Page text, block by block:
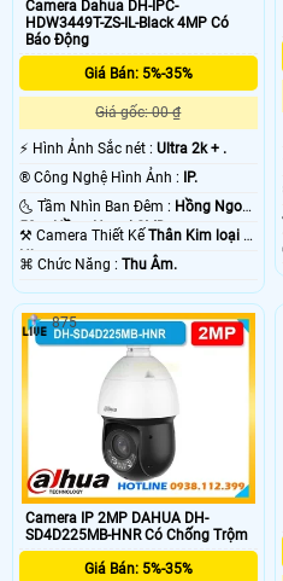
Camera Dahua DH-IPC-
HDW3449T-ZS-IL-Black 4MP Có
Báo Động
Giá Bán: 5%-35%
Giá gốc: 00 ₫
️⚡ Hình Ảnh Sắc nét : Ultra 2k + .
®️ Công Nghệ Hình Ảnh :
IP.
🌜 Tầm Nhìn Ban Đêm : Hồng Ngoại
50m Hồng Ngoại SMD.
⚒ Camera Thiết Kế Thân Kim loại +
Nhựa.
️⌘ Chức Năng : Thu Âm.
Camera IP 2MP DAHUA DH-
SD4D225MB-HNR Có Chống Trộm
Giá Bán: 5%-35%
875